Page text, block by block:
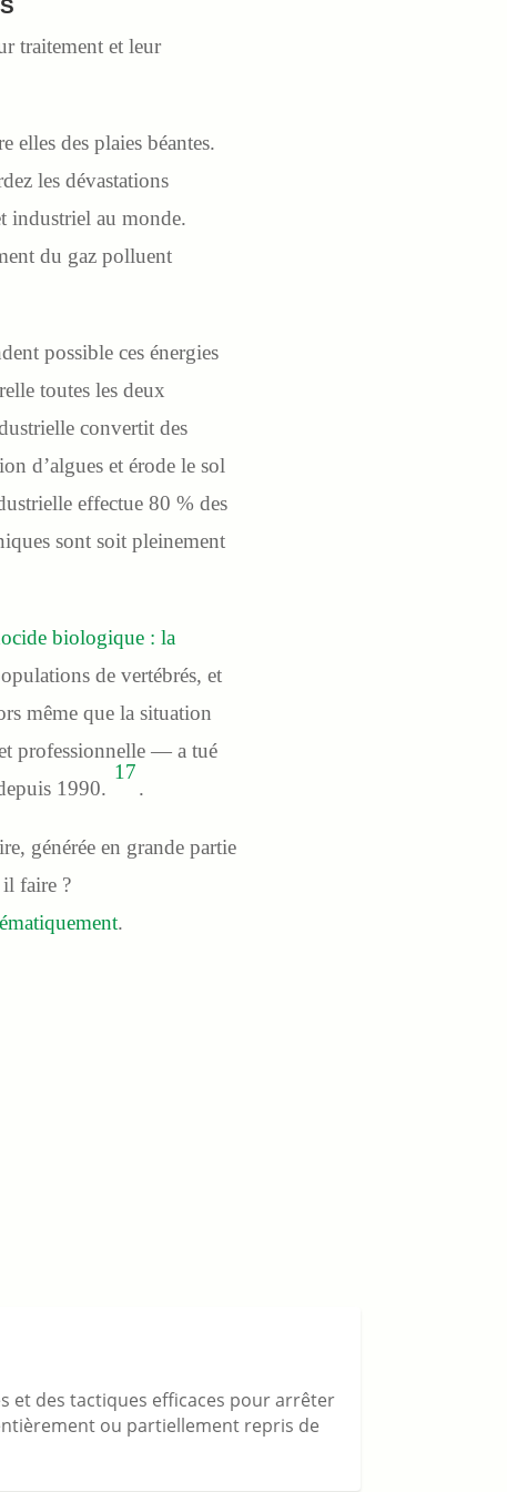
traitement et leur
elles des plaies béantes.
les dévastations
industriel au monde.
du gaz polluent
possible ces énergies
toutes les deux
convertit des
d’algues et érode le sol
effectue 80 % des
sont soit pleinement
biologique : la
de vertébrés, et
même que la situation
professionnelle — a tué
1990.
17
.
générée en grande partie
il faire ?
.
et des tactiques efficaces pour arrêter
ou partiellement repris de